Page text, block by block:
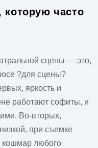
часто
сцены — это,
?для сцены?
яркость и
работают софиты, и
Во-вторых,
при съемке
любого